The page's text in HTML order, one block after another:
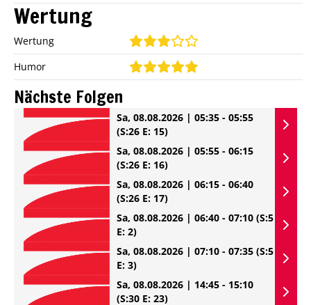
Wertung
Wertung
Humor
Nächste Folgen
Sa, 08.08.2026 | 05:35 - 05:55
(S:26 E: 15)
Sa, 08.08.2026 | 05:55 - 06:15
(S:26 E: 16)
Sa, 08.08.2026 | 06:15 - 06:40
(S:26 E: 17)
Sa, 08.08.2026 | 06:40 - 07:10 (S:5
E: 2)
Sa, 08.08.2026 | 07:10 - 07:35 (S:5
E: 3)
Sa, 08.08.2026 | 14:45 - 15:10
(S:30 E: 23)